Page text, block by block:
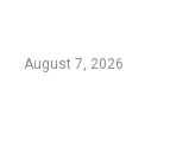
August 7, 2026